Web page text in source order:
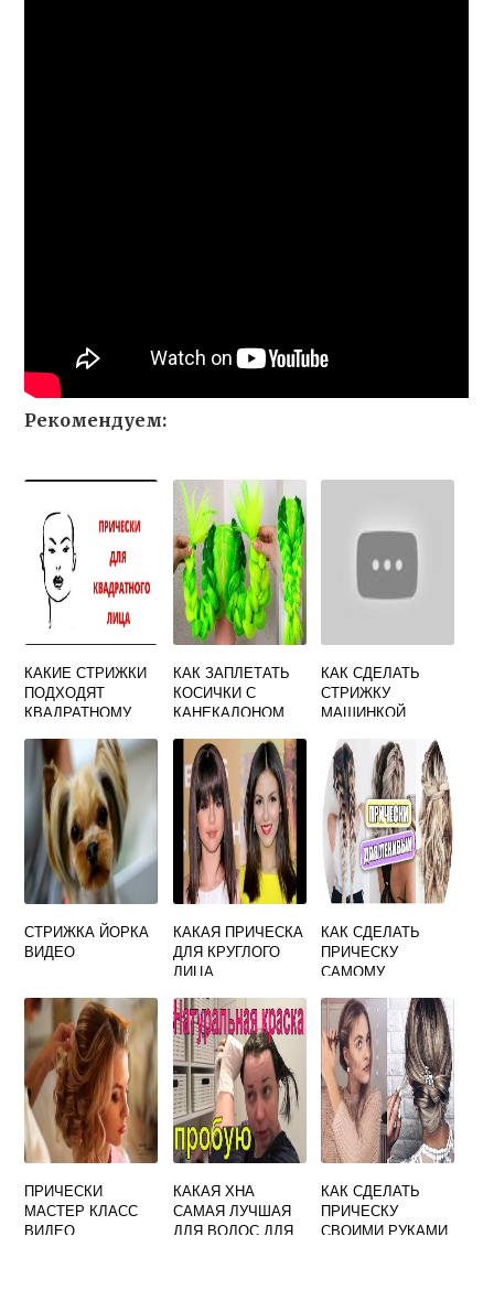
Рекомендуем:
КАКИЕ СТРИЖКИ
ПОДХОДЯТ
КВАДРАТНОМУ
КАК ЗАПЛЕТАТЬ
КОСИЧКИ С
КАНЕКАЛОНОМ
КАК СДЕЛАТЬ
СТРИЖКУ
МАШИНКОЙ
СТРИЖКА ЙОРКА
ВИДЕО
КАКАЯ ПРИЧЕСКА
ДЛЯ КРУГЛОГО
ЛИЦА
КАК СДЕЛАТЬ
ПРИЧЕСКУ
САМОМУ
ПРИЧЕСКИ
МАСТЕР КЛАСС
ВИДЕО
КАКАЯ ХНА
САМАЯ ЛУЧШАЯ
ДЛЯ ВОЛОС ДЛЯ
КАК СДЕЛАТЬ
ПРИЧЕСКУ
СВОИМИ РУКАМИ